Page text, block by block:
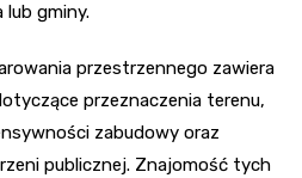
lub gminy.
przestrzennego zawiera
przeznaczenia terenu,
zabudowy oraz
publicznej. Znajomość tych